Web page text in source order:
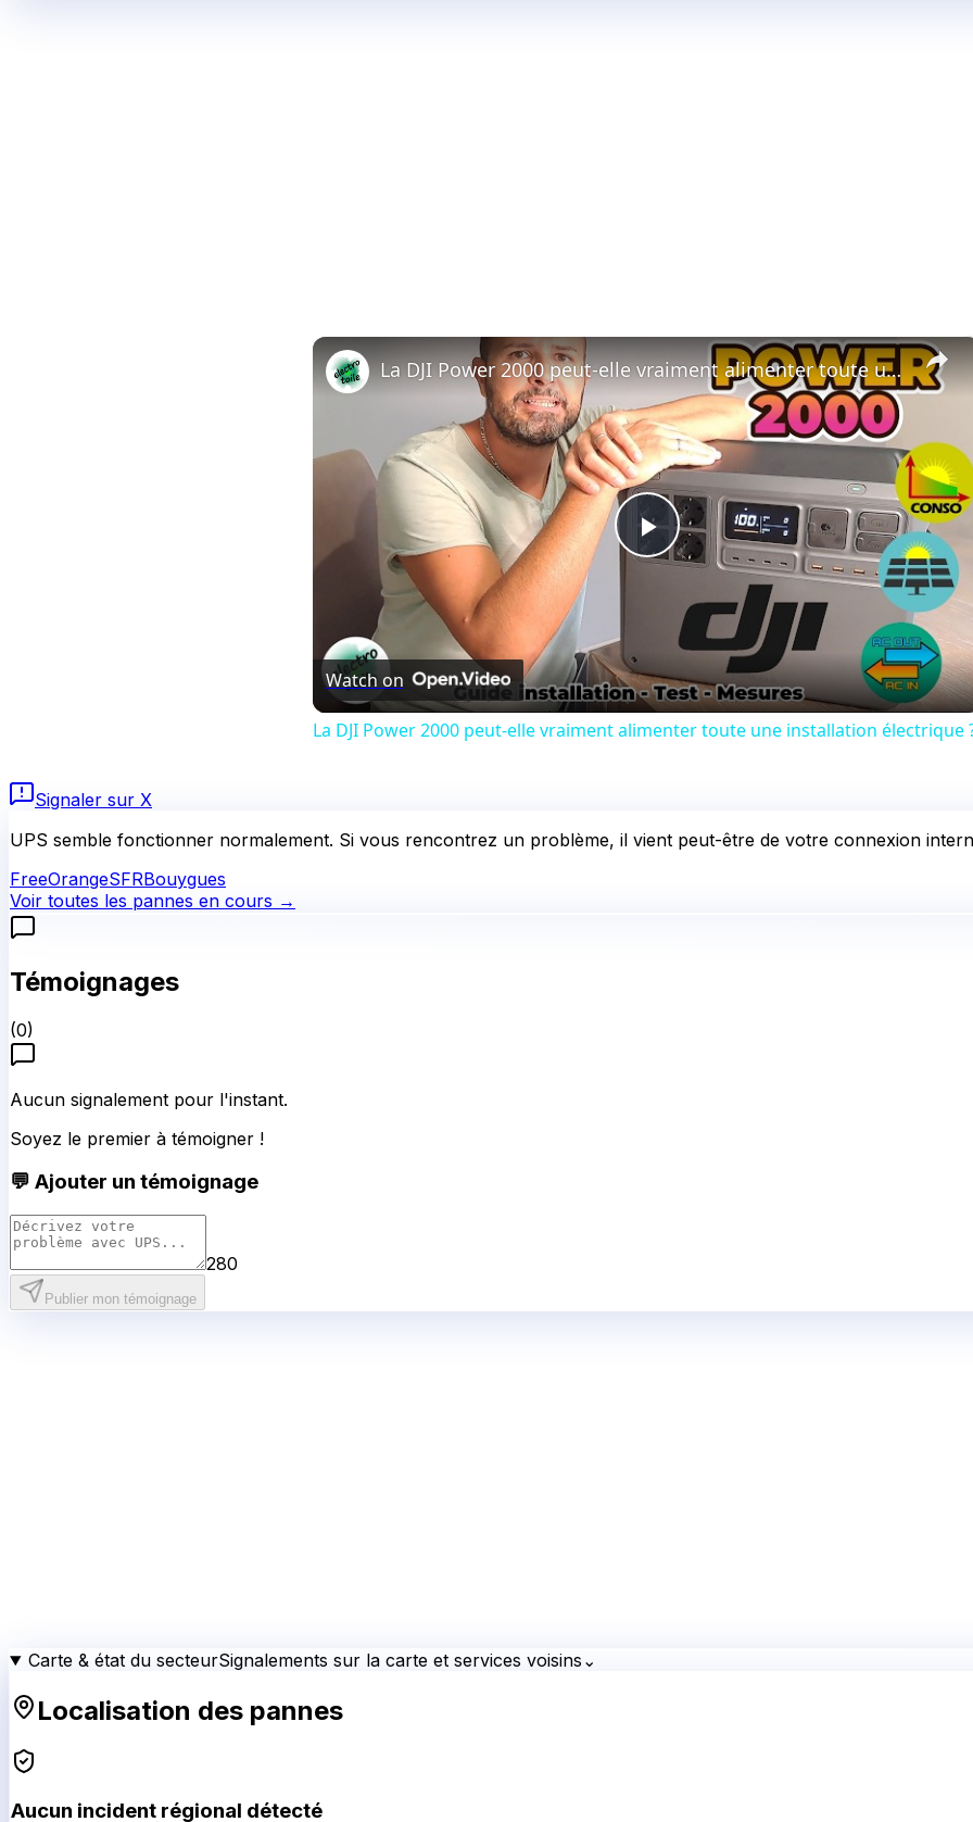
×
Play
Video
La DJI Power 2000 peut-elle vraiment alimenter toute une installation électrique ? Guide & test
Watch on
La DJI Power 2000 peut-elle vraiment alimenter toute une installation électrique
Signaler sur X
UPS semble fonctionner normalement. Si vous rencontrez un problème, il vient peut-être de votre connexion
FreeOrangeSFRBouygues
Voir toutes les pannes en cours →
Témoignages
(0)
Aucun signalement pour l'instant.
Soyez le premier à témoigner !
💬 Ajouter un témoignage
280
Publier mon témoignage
Carte & état du secteurSignalements sur la carte et services voisins ⌄
Localisation des pannes
Aucun incident régional détecté